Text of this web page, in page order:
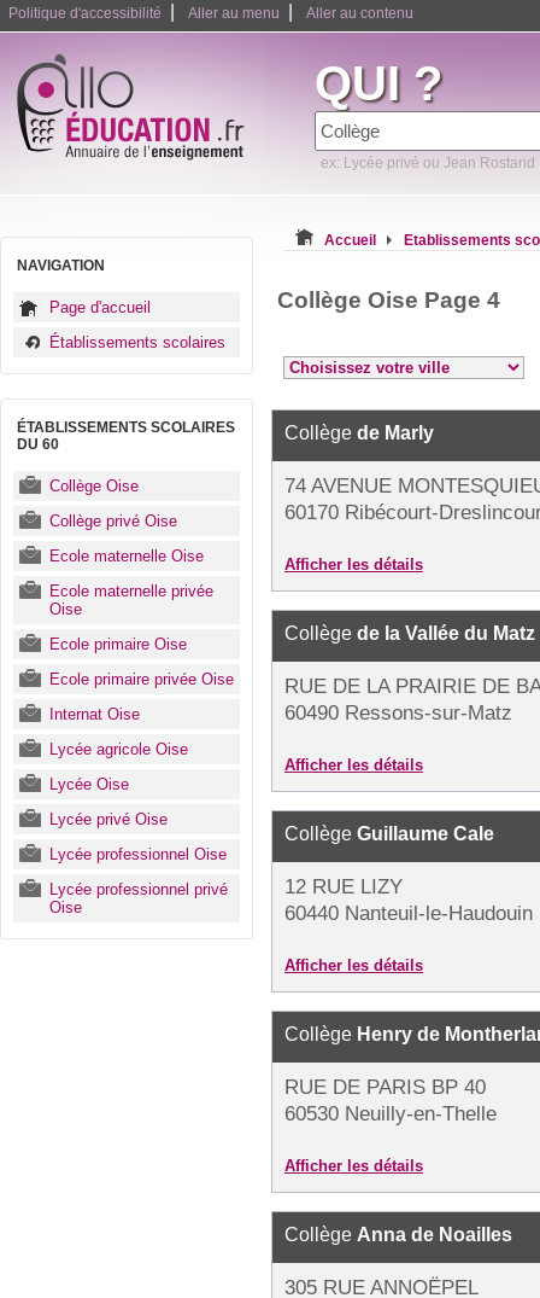
Politique d'accessibilité Aller au menu Aller au contenu
QUI ?
ex: Lycée privé ou Jean Rostand
NAVIGATION
Page d'accueil
Établissements scolaires
ÉTABLISSEMENTS SCOLAIRES
DU 60
Collège Oise
Collège privé Oise
Ecole maternelle Oise
Ecole maternelle privée
Oise
Ecole primaire Oise
Ecole primaire privée Oise
Internat Oise
Lycée agricole Oise
Lycée Oise
Lycée privé Oise
Lycée professionnel Oise
Lycée professionnel privé
Oise
Accueil Etablissements
Collège Oise Page 4
Collège de Marly
74 AVENUE
60170 Ribécourt-
Afficher les détails
Collège de la Vallée du Matz
RUE DE LA PRAIRIE DE
60490 Ressons-sur-Matz
Afficher les détails
Collège Guillaume Cale
12 RUE LIZY
60440 Nanteuil-le-Haudouin
Afficher les détails
Collège Henry de
RUE DE PARIS BP 40
60530 Neuilly-en-Thelle
Afficher les détails
Collège Anna de Noailles
305 RUE ANNOËPEL